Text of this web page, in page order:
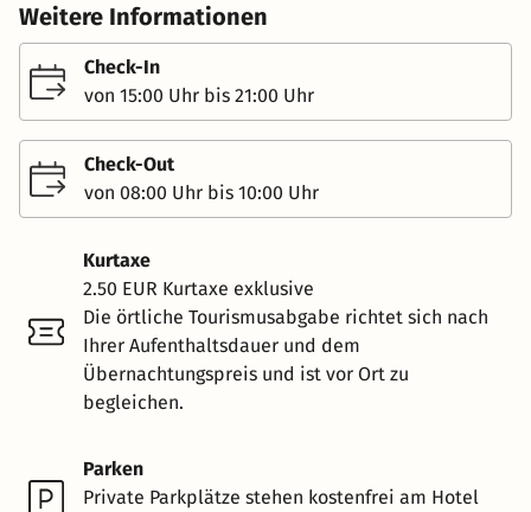
Weitere Informationen
Check-In
von 15:00 Uhr bis 21:00 Uhr
Check-Out
von 08:00 Uhr bis 10:00 Uhr
Kurtaxe
2.50 EUR Kurtaxe exklusive
Die örtliche Tourismusabgabe richtet sich nach
Ihrer Aufenthaltsdauer und dem
Übernachtungspreis und ist vor Ort zu
begleichen.
Parken
Private Parkplätze stehen kostenfrei am Hotel